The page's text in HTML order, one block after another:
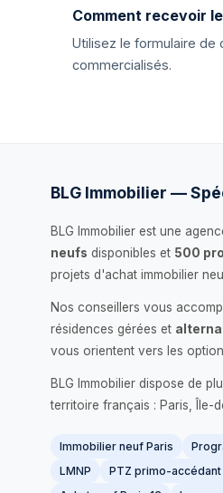
Comment recevoir
Utilisez le formulaire de
commercialisés.
BLG Immobilier —
BLG Immobilier est une
neufs disponibles et 500
projets d'achat immobilier
Nos conseillers vous
résidences gérées et
vous orientent vers les
BLG Immobilier dispose de
territoire français : Paris, Île-
Immobilier neuf Paris
LMNP
PTZ primo-accédant